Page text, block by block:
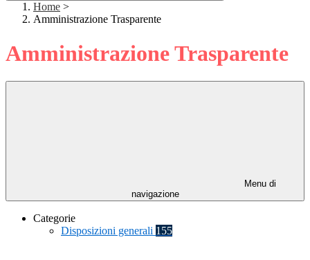
Home >
Amministrazione Trasparente
Amministrazione Trasparente
Menu di
navigazione
Categorie
Disposizioni generali 155